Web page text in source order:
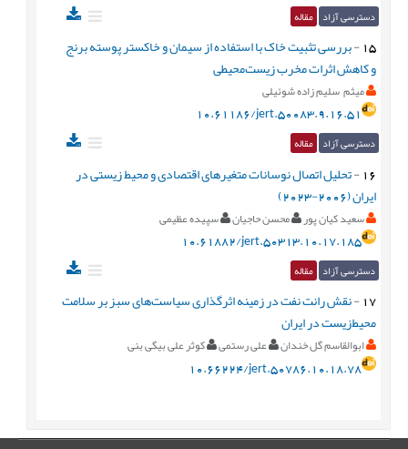
دسترسی آزاد مقاله
15
-بررسی تثبیت خاک با استفاده از سیمان و خاکستر پوسته برنج
و کاهش اثرات مخرب زیست‌محیطی
میثم سلیم زاده شوئیلی
10.61186/jert.50083.9.16.51
دسترسی آزاد مقاله
16
-تحلیل اتصال نوسانات متغیرهای اقتصادی و محیط زیستی در
ایران (2006-2023)
سعید کیان پور محسن حاجیان سپیده عظیمی
10.61882/jert.50313.10.17.185
دسترسی آزاد مقاله
17
-نقش رانت نفت در زمینه اثرگذاری سیاست‌های سبز بر سلامت
محیط‌زیست در ایران
ابوالقاسم گل خندان علی رستمی کوثر علی بیگی بنی
10.66224/jert.50786.10.18.78